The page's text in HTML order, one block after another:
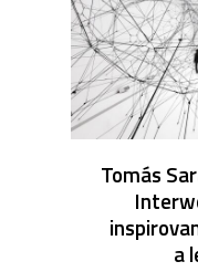
Tomás
a